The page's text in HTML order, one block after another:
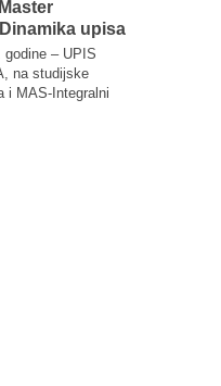
upisa
godine – UPIS
na studijske
i MAS-Integralni